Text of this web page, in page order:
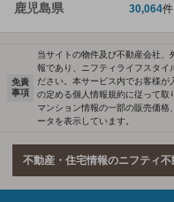
鹿児島県 30,064件
免責
事項
当サイトの物件及び不動産会社
報であり、ニフティライフスタイ
ださい。本サービス内でお客様が
の定める個人情報規約に従って取
マンション情報の一部の販売価格
ータを表示しています。
不動産・住宅情報のニフティ不